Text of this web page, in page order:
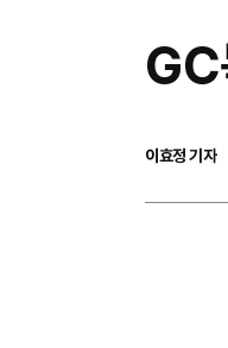
​GC
이효정 기자